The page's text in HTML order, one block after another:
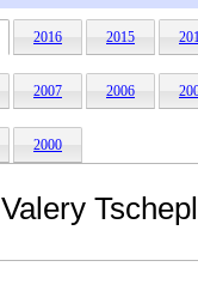
2016 2015
2007 2006
2000
Valery